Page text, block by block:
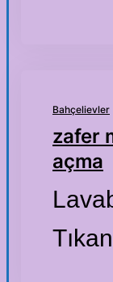
Bahçelievler
zafer
açma